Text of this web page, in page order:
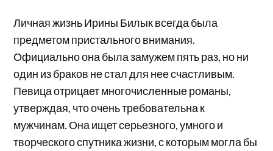
Личная жизнь Ирины Билык всегда была
предметом пристального внимания.
Официально она была замужем пять раз, но ни
один из браков не стал для нее счастливым.
Певица отрицает многочисленные романы,
утверждая, что очень требовательна к
мужчинам. Она ищет серьезного, умного и
творческого спутника жизни, с которым могла бы